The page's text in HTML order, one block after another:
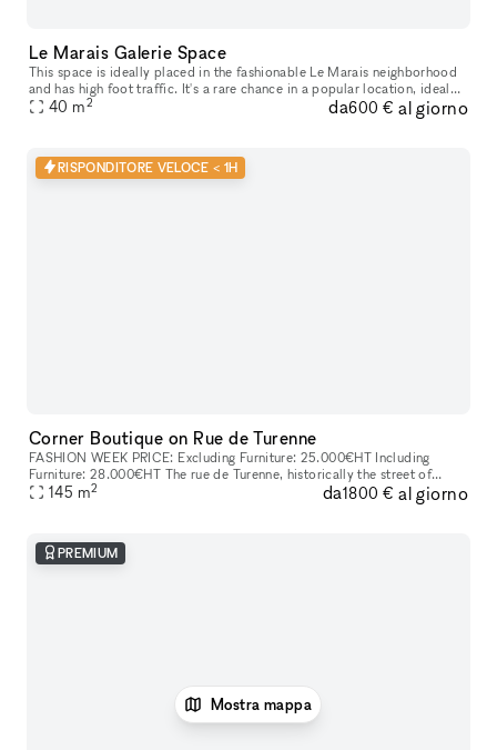
Le Marais Galerie Space
This space is ideally placed in the fashionable Le Marais neighborhood
and has high foot traffic. It's a rare chance in a popular location​,​ ideal
for companies​,​ artists​,​ and designers to open t
40 m2 da600 € al giorno
RISPONDITORE VELOCE < 1H
Corner Boutique on Rue de Turenne
FASHION WEEK PRICE: Excluding Furniture: 25.000€HT Including
Furniture: 28.000€HT The rue de Turenne​​,​​ historically the street of
wholesalers​​,​​ has become over the years an emblematic and essen
145 m2 da1800 € al giorno
PREMIUM
Mostra mappa